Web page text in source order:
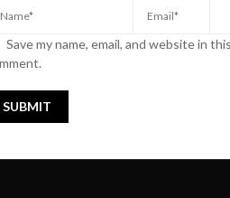
Save my name, email, and website in